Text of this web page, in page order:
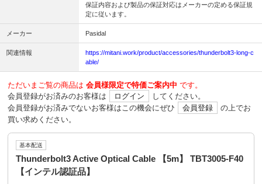
保証内容および製品の保証対応はメーカーの定める保証規
定に従います。
メーカー Pasidal
関連情報
https://mitani.work/product/accessories/thunderbolt3-long-c
able/
ただいまご覧の商品は 会員様限定で特価ご案内中 です。
会員登録がお済みのお客様は
ログイン
してください。
会員登録がお済みでないお客様はこの機会にぜひ
会員登録
の上でお
買い求めください。
基本配送
Thunderbolt3 Active Optical Cable 【5m】 TBT3005-F40
【インテル認証品】